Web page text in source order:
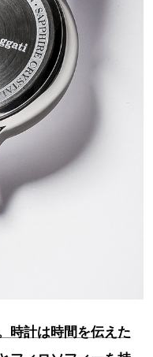
時計は時間を伝えた